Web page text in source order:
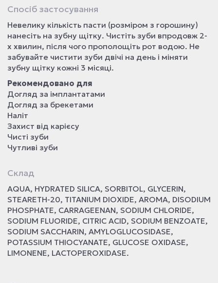
Спосіб застосування
Невелику кількість пасти (розміром з горошину)
нанесіть на зубну щітку. Чистіть зуби впродовж 2-
х хвилин, після чого прополощіть рот водою. Не
забувайте чистити зуби двічі на день і міняти
зубну щітку кожні 3 місяці.
Рекомендовано для
Догляд за імплантатами
Догляд за брекетами
Наліт
Захист від карієсу
Чисті зуби
Чутливі зуби
Склад
AQUA, HYDRATED SILICA, SORBITOL, GLYCERIN,
STEARETH-20, TITANIUM DIOXIDE, AROMA, DISODIUM
PHOSPHATE, CARRAGEENAN, SODIUM CHLORIDE,
SODIUM FLUORIDE, CITRIC ACID, SODIUM BENZOATE,
SODIUM SACCHARIN, AMYLOGLUCOSIDASE,
POTASSIUM THIOCYANATE, GLUCOSE OXIDASE,
LIMONENE, LACTOPEROXIDASE.